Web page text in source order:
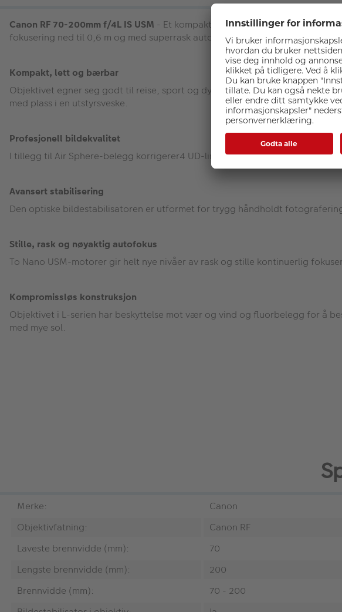
Canon RF 70-200mm f/4L IS USM - Et kompakt og lett telezoomobjektiv
fokusering ned til 0,6 m og med superrask autofokus.
Kompakt, lett og bærbar
Objektivet egner seg godt til reise, sport og dyreliv takket være den
med plass i en utstyrsveske.
Profesjonell bildekvalitet
I tillegg til Air Sphere-belegg korrigerer4 UD-linser kromatiske avvik, mens
Avansert stabilisering
Den optiske bildestabilisatoren er utformet for trygg håndholdt
Stille, rask og nøyaktig autofokus
To Nano USM-motorer gir helt nye nivåer av rask og stille kontinuerlig
Kompromissløs konstruksjon
Objektivet i L-serien har beskyttelse mot vær og vind og fluorbelegg for å
med mye sol.
Merke:
Canon
Objektivfatning:
Canon RF
Laveste brennvidde (mm):
70
Lengste brennvidde (mm):
200
Brennvidde (mm):
70 - 200